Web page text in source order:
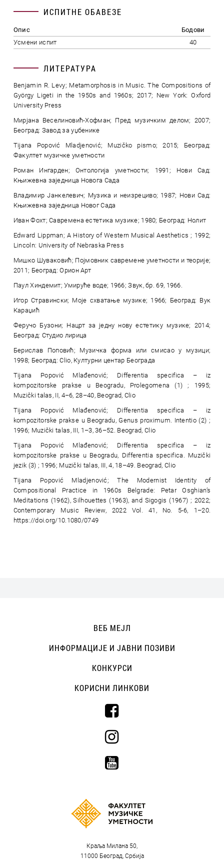
ИСПИТНЕ ОБАВЕЗЕ
Опис
Бодови
Усмени испит
40
ЛИТЕРАТУРА
Benjamin R. Levy; Metamorphosis in Music. The Compositions of
György Ligeti in the 1950s and 1960s; 2017; New York: Oxford
University Press
Мирјана Веселиновић-Хофман; Пред музичким делом; 2007;
Београд: Завод за уџбенике
Tijana Popović Mladjenović; Muzičko pismo; 2015; Београд:
Факултет музичке уметности
Роман Ингарден; Онтологија уметности; 1991; Нови Сад:
Књижевна заједница Новога Сада
Владимир Јанкелевич; Музика и неизрециво; 1987; Нови Сад:
Књижевна заједница Новог Сада
Иван Фохт; Савремена естетика музике; 1980; Београд: Нолит
Edward Lippman; A History of Western Musical Aesthetics ; 1992;
Lincoln: University of Nebraska Press
Мишко Шуваковић; Појмовник савремене уметности и теорије;
2011; Београд: Орион Арт
Паул Хиндемит; Умируће воде; 1966; Звук, бр. 69, 1966.
Игор Стравински; Моје схватање музике; 1966; Београд: Вук
Караџић
Феручо Бузони; Нацрт за једну нову естетику музике; 2014;
Београд: Студио лирица
Берислав Поповић; Музичка форма или смисао у музици;
1998; Београд: Clio, Културни центар Београда
Tijana Popović Mlađenović; Differentia specifica – iz
kompozitorske prakse u Beogradu, Prolegomena (1) ; 1995;
Muzički talas, II, 4–6, 28–40, Beograd, Clio
Tijana Popović Mlađenović; Differentia specifica – iz
kompozitorske prakse u Beogradu, Genus proximum. Intentio (2) ;
1996; Muzički talas, III, 1–3, 36–52. Beograd, Clio
Tijana Popović Mlađenović; Differentia specifica – iz
kompozitorske prakse u Beogradu, Differentia specifica. Muzički
jezik (3) ; 1996; Muzički talas, III, 4, 18–49. Beograd, Clio
Tijana Popović Mladjenović; The Modernist Identity of
Compositional Practice in 1960s Belgrade: Petar Osghian’s
Meditations (1962), Silhouettes (1963), and Sigogis (1967) ; 2022;
Contemporary Music Review, 2022 Vol. 41, No. 5-6, 1–20.
https://doi.org/10.1080/0749
Краља Милана 50,
11000 Београд, Србија
ВЕБ МЕЈЛ
ИНФОРМАЦИЈЕ И ЈАВНИ ПОЗИВИ
КОНКУРСИ
КОРИСНИ ЛИНКОВИ